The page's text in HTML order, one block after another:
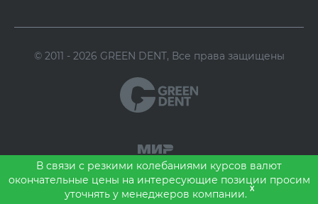
© 2011 - 2026 GREEN DENT, Все права защищены
В связи с резкими колебаниями курсов валют
окончательные цены на интересующие позиции просим
уточнять у менеджеров компании.
x